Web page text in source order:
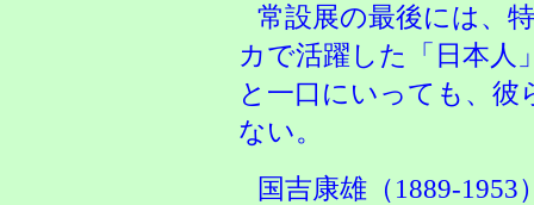
常設展の最後には、
カで活躍した「日本人
と一口にいっても、
ない。
国吉康雄（1889-